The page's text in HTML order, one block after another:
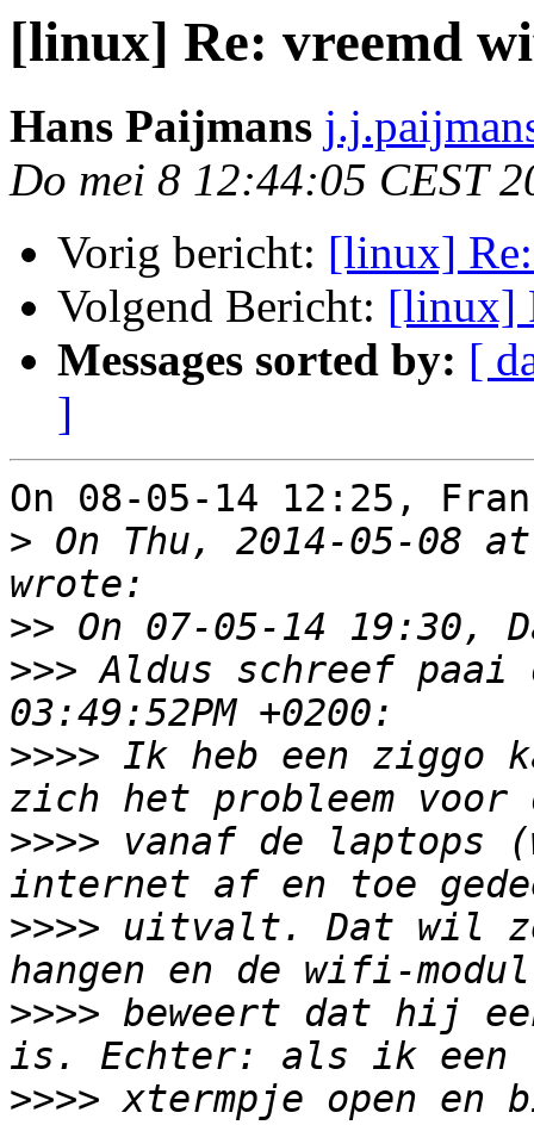
[linux] Re: vreemd
Hans Paijmans
Do mei 8 12:44:05 CEST
Vorig bericht: [linux]
Volgend Bericht: [linux]
Messages sorted by: [
]
On 08-05-14 12:25,
> On Thu, 2014-05-08
>>
>>> Aldus schreef paai
>>>> Ik heb een ziggo
>>>> vanaf de laptops
>>>> uitvalt. Dat wil
>>>> beweert dat hij
>>>> xtermpje open en